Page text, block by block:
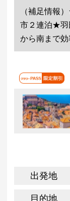
（補足情報
市２連泊★羽
から南まで
出発地
目的地